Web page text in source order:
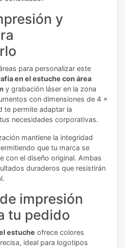
y
para personalizar este
en el estuche con área
y grabación láser en la zona
con dimensiones de 4 x
te permite adaptar la
necesidades corporativas.
mantiene la integridad
que tu marca se
con el diseño original. Ambas
duraderos que resistirán
impresión
tu pedido
estuche ofrece colores
ideal para logotipos